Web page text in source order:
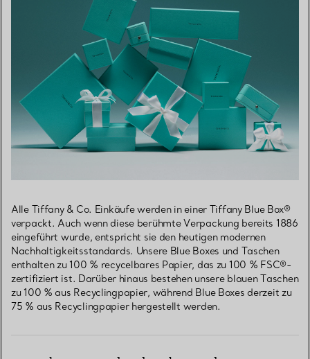
Alle Tiffany & Co. Einkäufe werden in einer Tiffany Blue Box®
verpackt. Auch wenn diese berühmte Verpackung bereits 1886
eingeführt wurde, entspricht sie den heutigen modernen
Nachhaltigkeitsstandards. Unsere Blue Boxes und Taschen
enthalten zu 100 % recycelbares Papier, das zu 100 % FSC®-
zertifiziert ist. Darüber hinaus bestehen unsere blauen Taschen
zu 100 % aus Recyclingpapier, während Blue Boxes derzeit zu
75 % aus Recyclingpapier hergestellt werden.